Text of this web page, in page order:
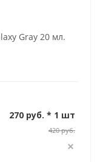
Gray 20 мл.
270 руб. * 1 шт
420 руб.